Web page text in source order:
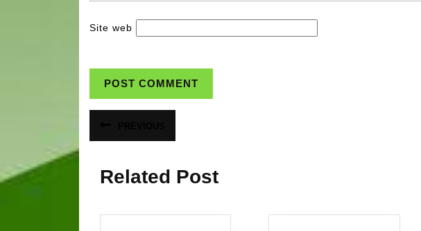
Site web
de
l’article
précédent
Related Post